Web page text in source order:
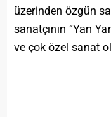
üzerinden özgün
sanatçının “Yan
ve çok özel sanat